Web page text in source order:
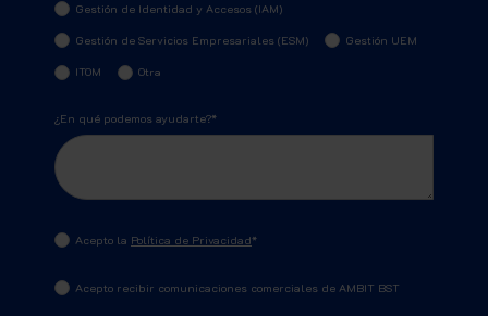
Gestión de Identidad y Accesos (IAM)
Gestión de Servicios Empresariales (ESM) Gestión UEM
ITOM Otra
¿En qué podemos ayudarte?*
Acepto la Política de Privacidad*
Acepto recibir comunicaciones comerciales de AMBIT BST